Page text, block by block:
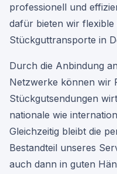
professionell und
dafür bieten wir
Stückguttransporte in
Durch die Anbindung
Netzwerke können wir
Stückgutsendungen
nationale wie
Gleichzeitig bleibt die
Bestandteil unseres
auch dann in guten